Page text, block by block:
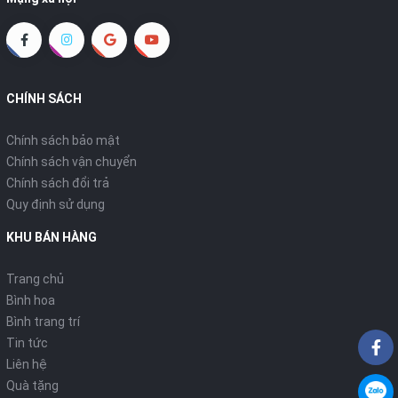
CHÍNH SÁCH
Chính sách bảo mật
Chính sách vận chuyển
Chính sách đổi trả
Quy định sử dụng
KHU BÁN HÀNG
Trang chủ
Bình hoa
Bình trang trí
Tin tức
Liên hệ
Quà tặng